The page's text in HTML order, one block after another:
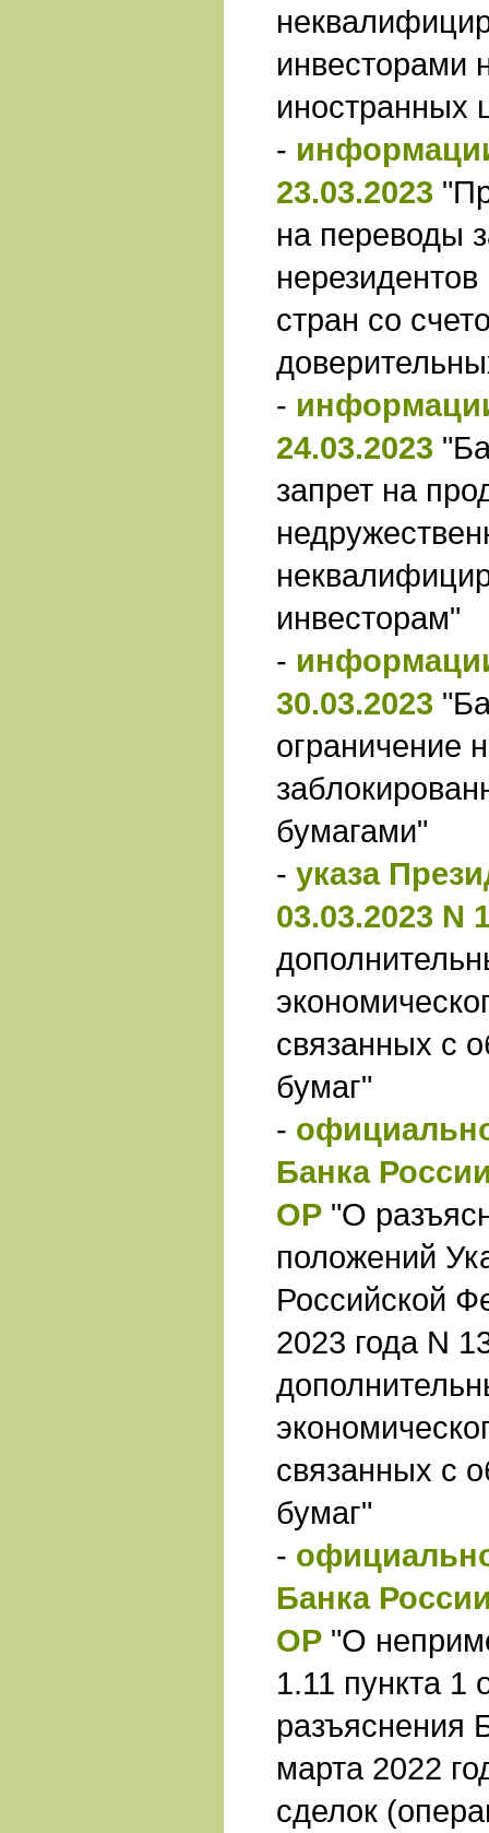
инвесторами
иностранных
-
23.03.2023
на переводы
стран со
-
24.03.2023
запрет на
инвесторам"
-
30.03.2023
ограничение
бумагами"
- указа
03.03.2023 N
связанных с
бумаг"
-
Банка
ОР "О
положений
Российской
2023 года N
связанных с
бумаг"
-
Банка
ОР "О
1.11 пункта 1
разъяснения
марта 2022
сделок